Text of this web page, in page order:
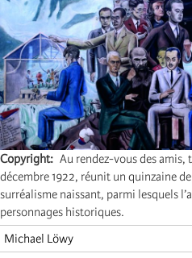
Copyright
Au rendez-vous des amis,
décembre 1922, réunit un quinzaine
surréalisme naissant, parmi lesquels
personnages historiques.
Michael Löwy